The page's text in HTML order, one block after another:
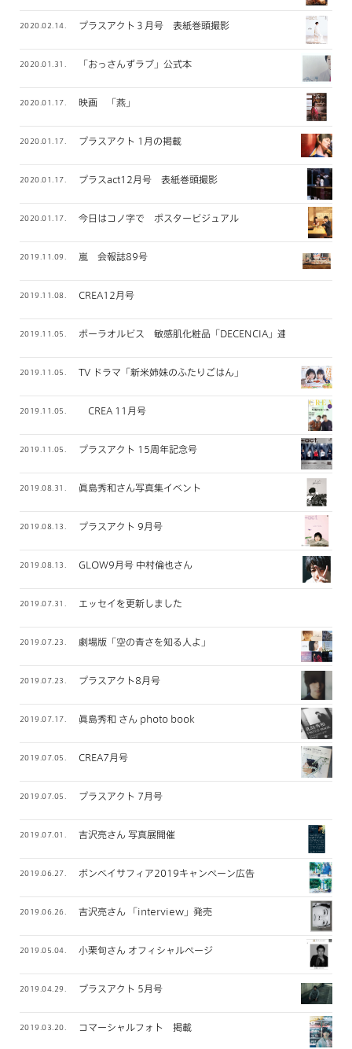
2020.02.14. プラスアクト３月号 表紙巻頭撮影
2020.01.31. 「おっさんずラブ」公式本
2020.01.17. 映画 「燕」
2020.01.17. プラスアクト 1月の掲載
2020.01.17. プラスact12月号 表紙巻頭撮影
2020.01.17. 今日はコノ字で ポスタービジュアル
2019.11.09. 嵐 会報誌89号
2019.11.08. CREA12月号
2019.11.05. ポーラオルビス 敏感肌化粧品「DECENCIA」連載
2019.11.05. TV ドラマ「新米姉妹のふたりごはん」
2019.11.05. CREA 11月号
2019.11.05. プラスアクト 15周年記念号
2019.08.31. 眞島秀和さん写真集イベント
2019.08.13. プラスアクト 9月号
2019.08.13. GLOW9月号 中村倫也さん
2019.07.31. エッセイを更新しました
2019.07.23. 劇場版「空の青さを知る人よ」
2019.07.23. プラスアクト8月号
2019.07.17. 眞島秀和 さん photo book
2019.07.05. CREA7月号
2019.07.05. プラスアクト 7月号
2019.07.01. 吉沢亮さん 写真展開催
2019.06.27. ボンベイサフィア2019キャンペーン広告
2019.06.26. 吉沢亮さん 「interview」発売
2019.05.04. 小栗旬さん オフィシャルページ
2019.04.29. プラスアクト 5月号
2019.03.20. コマーシャルフォト 掲載